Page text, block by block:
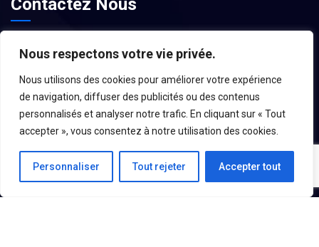
Nous respectons votre vie privée.
Nous utilisons des cookies pour améliorer votre expérience
de navigation, diffuser des publicités ou des contenus
personnalisés et analyser notre trafic. En cliquant sur « Tout
accepter », vous consentez à notre utilisation des cookies.
Personnaliser Tout rejeter Accepter tout
Contactez Nous
contact@associations-aroc.fr